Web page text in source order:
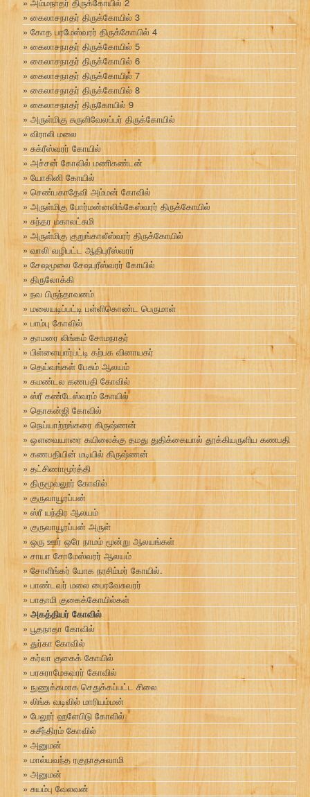
கைலாசநாதர் திருக்கோயில் 3
கோத பரமேஸ்வரர் திருக்கோயில் 4
கைலாசநாதர் திருக்கோயில் 5
கைலாசநாதர் திருக்கோயில் 6
கைலாசநாதர் திருக்கோயில் 7
கைலாசநாதர் திருக்கோயில் 8
கைலாசநாதர் திருகோயில் 9
அருள்மிகு சுருளிவேலப்பர் திருக்கோயில்
விராலி மலை
சுக்ரீஸ்வரர் கோயில்
அச்சன் கோவில் மணிகண்டன்
யோகினி கோயில்
செண்பகாதேவி அம்மன் கோவில்
அருள்மிகு போர்மன்னலிங்கேஸ்வரர் திருக்கோயில்
சுந்தர மகாலட்சுமி
அருள்மிகு குறுங்காலீஸ்வரர் திருக்கோயில்
வாலி வழிபட்ட ஆதிபுரீஸ்வரர்
சேஷமூலை சேஷபுரீஸ்வரர் கோயில்
திருலோக்கி
நவ பிருந்தாவனம்
மலையடிப்பட்டி பள்ளிகொண்ட பெருமாள்
பாம்பு கோவில்
தாமரை லிங்கம் சோமநாதர்
பிள்ளையார்பட்டி கற்பக வினாயகர்
தெய்வங்கள் பேசும் ஆலயம்
கமண்டல கணபதி கோவில்
ஸ்ரீ கண்டேஸ்வரம் கோயில்
தொகன்ஜி கோவில்
நெய்யாற்றங்கரை கிருஷ்ணன்
ஔவையாரை கயிலைக்கு தமது துதிக்கையால் தூக்கியருளிய கணபதி
கணபதியின் மடியில் கிருஷ்ணன்
தட்சிணாமூர்த்தி
திருமூவலூர் கோவில்
குருவாயூரப்பன்
ஸ்ரீ யந்திர ஆலயம்
குருவாயூரப்பன் அருள்
ஒரு ஊர் ஒரே நாமம் மூன்று ஆலயங்கள்
சாயா சோமேஸ்வரர் ஆலயம்
சோளிங்கர் யோக நரசிம்மர் கோயில்.
பாண்டவர் மலை பைரவேசுவரர்
பாதாமி குகைக்கோயில்கள்
அகத்தியர் கோவில்
பூதநாதா கோவில்
துர்கா கோவில்
கர்லா குகைக் கோயில்
பரசுராமேசுவரர் கோவில்
நுணுக்கமாக செதுக்கப்பட்ட சிலை
லிங்க வடிவில் மாரியம்மன்
பேலூர் ஹளேபிடு கோவில்
சுசீந்திரம் கோவில்
அனுமன்
மால்யவந்த ரகுநாதசுவாமி
அனுமன்
சுயம்பு வேலவன்